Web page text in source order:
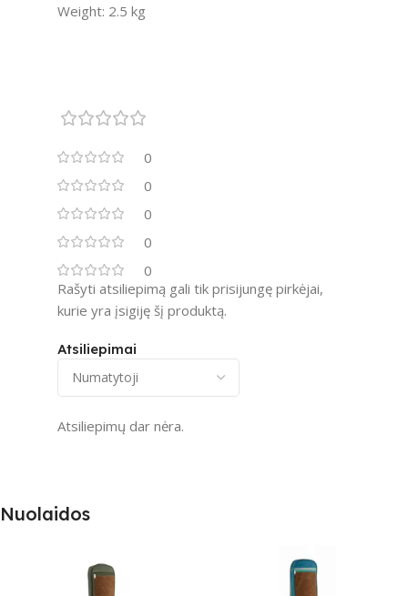
Weight: 2.5 kg
0
0
0
0
0
Atsiliepimai
Atsiliepimų dar nėra.
Rašyti atsiliepimą gali tik prisijungę pirkėjai,
kurie yra įsigiję šį produktą.
Nuolaidos